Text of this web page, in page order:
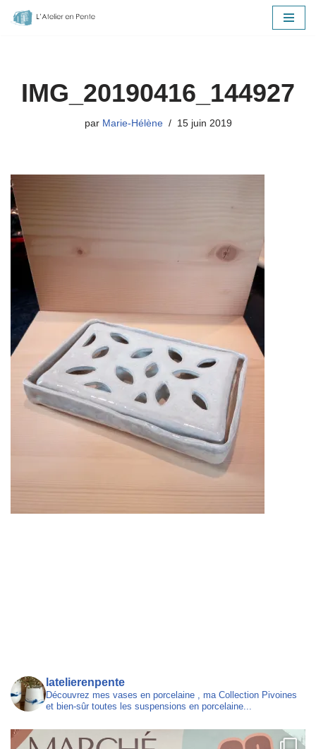
IMG_20190416_144927
par Marie-Hélène 15 juin 2019
latelierenpente
Découvrez mes vases en porcelaine , ma Collection Pivoines
et bien-sûr toutes les suspensions en porcelaine...